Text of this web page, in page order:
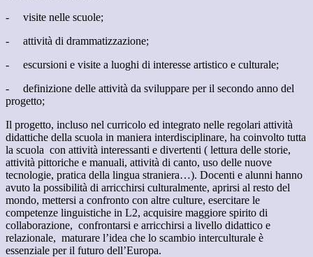
- visite nelle scuole;
- attività di drammatizzazione;
- escursioni e visite a luoghi di interesse artistico e culturale;
- definizione delle attività da sviluppare per il secondo anno del
progetto;
Il progetto, incluso nel curricolo ed integrato nelle regolari attività
didattiche della scuola in maniera interdisciplinare, ha coinvolto tutta
la scuola con attività interessanti e divertenti ( lettura delle storie,
attività pittoriche e manuali, attività di canto, uso delle nuove
tecnologie, pratica della lingua straniera…). Docenti e alunni hanno
avuto la possibilità di arricchirsi culturalmente, aprirsi al resto del
mondo, mettersi a confronto con altre culture, esercitare le
competenze linguistiche in L2, acquisire maggiore spirito di
collaborazione, confrontarsi e arricchirsi a livello didattico e
relazionale, maturare l’idea che lo scambio interculturale è
essenziale per il futuro dell’Europa.